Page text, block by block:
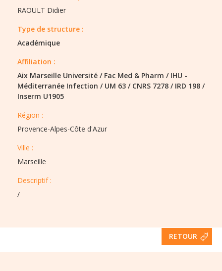
RAOULT Didier
Type de structure :​
Académique
Affiliation :
Aix Marseille Université / Fac Med & Pharm / IHU -
Méditerranée Infection / UM 63 / CNRS 7278 / IRD 198 /
Inserm U1905
Région :​​
Provence-Alpes-Côte d'Azur
Ville :​​
Marseille
Descriptif :​
/
RETOUR